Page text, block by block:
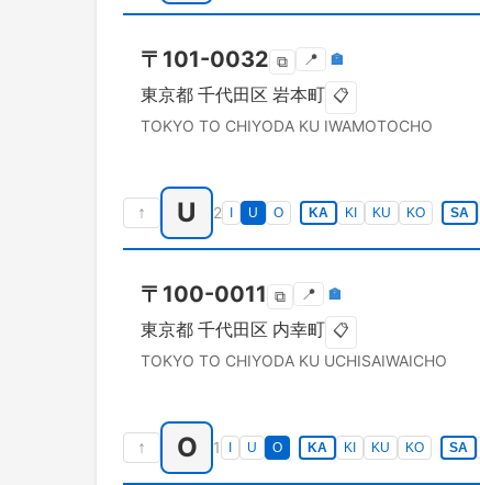
〒 101-0032 ⧉ 📍 🏣
東京都 千代田区 岩本町 📋
TOKYO TO CHIYODA KU IWAMOTOCHO
↑ U 2 U O KA KI KU KO SA
〒 100-0011 ⧉ 📍 🏣
東京都 千代田区 内幸町 📋
TOKYO TO CHIYODA KU UCHISAIWAICHO
↑ O 1 U O KA KI KU KO SA